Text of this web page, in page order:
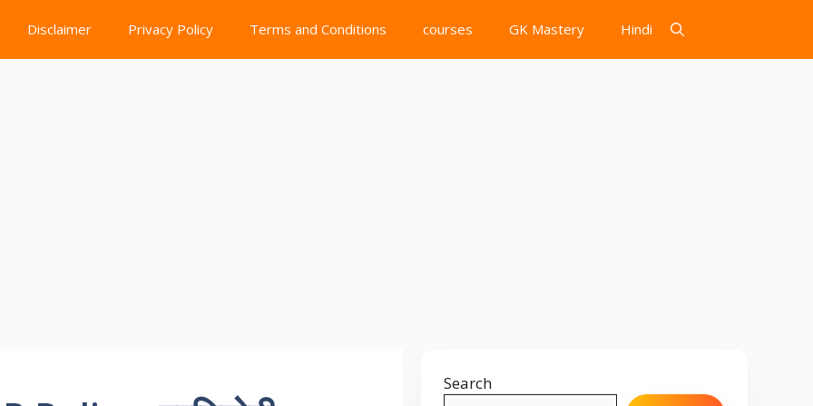
Disclaimer Privacy Policy Terms and Conditions courses GK Mastery Hindi
Search